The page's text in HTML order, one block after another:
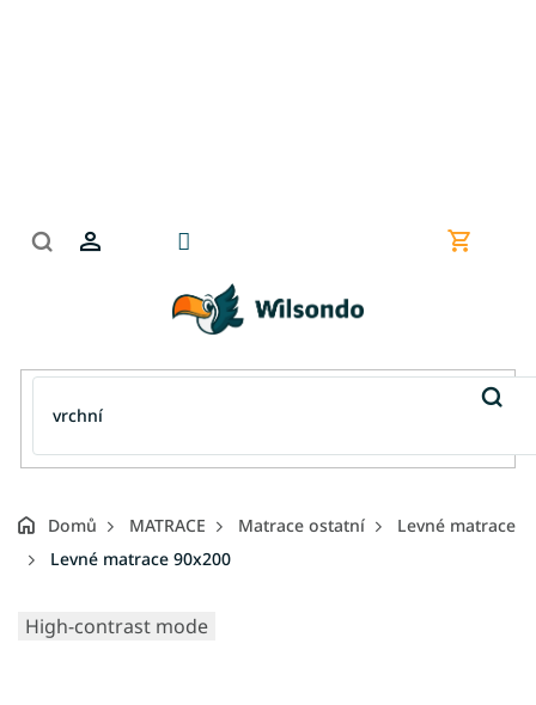
Nákupní
Domů MATRACE Matrace ostatní
Levné matrace
Levné matrace 90x200
High-contrast mode